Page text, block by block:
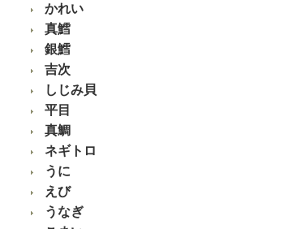
かれい
真鱈
銀鱈
吉次
しじみ貝
平目
真鯛
ネギトロ
うに
えび
うなぎ